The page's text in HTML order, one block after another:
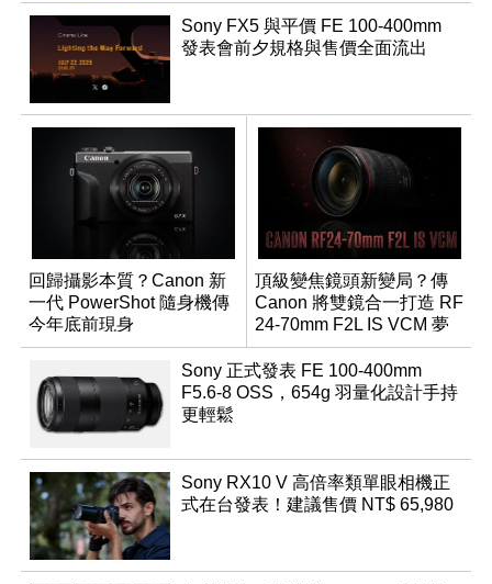
Sony FX5 與平價 FE 100-400mm
發表會前夕規格與售價全面流出
回歸攝影本質？Canon 新
一代 PowerShot 隨身機傳
今年底前現身
頂級變焦鏡頭新變局？傳
Canon 將雙鏡合一打造 RF
24-70mm F2L IS VCM 夢
幻規格
Sony 正式發表 FE 100-400mm
F5.6-8 OSS，654g 羽量化設計手持
更輕鬆
Sony RX10 V 高倍率類單眼相機正
式在台發表！建議售價 NT$ 65,980